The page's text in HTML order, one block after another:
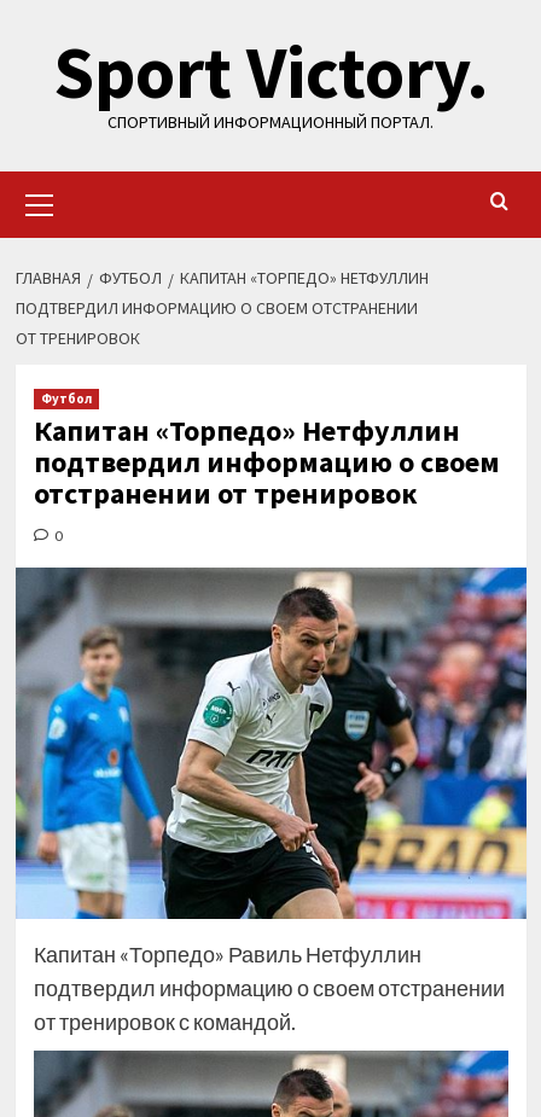
содержимому
Sport Victory.
СПОРТИВНЫЙ ИНФОРМАЦИОННЫЙ ПОРТАЛ.
меню
ГЛАВНАЯ ФУТБОЛ
КАПИТАН «ТОРПЕДО» НЕТФУЛЛИН
ПОДТВЕРДИЛ ИНФОРМАЦИЮ О СВОЕМ ОТСТРАНЕНИИ
ОТ ТРЕНИРОВОК
Футбол
Капитан «Торпедо» Нетфуллин
подтвердил информацию о своем
отстранении от тренировок
0
Капитан «Торпедо» Равиль Нетфуллин
подтвердил информацию о своем отстранении
от тренировок с командой.